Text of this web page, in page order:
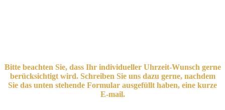
Bitte beachten Sie, dass Ihr individueller Uhrzeit-Wunsch gerne
berücksichtigt wird. Schreiben Sie uns dazu gerne, nachdem
Sie das unten stehende Formular ausgefüllt haben, eine kurze
E-mail.